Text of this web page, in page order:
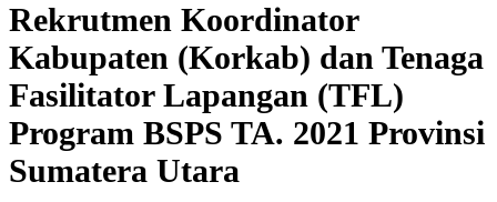
Rekrutmen Koordinator
Kabupaten (Korkab) dan Tenaga
Fasilitator Lapangan (TFL)
Program BSPS TA. 2021 Provinsi
Sumatera Utara